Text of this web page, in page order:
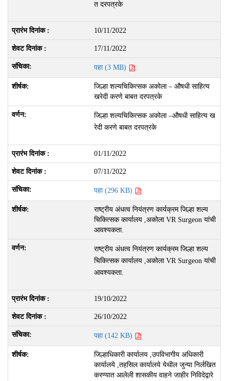
त दरपत्रके
10/11/2022
17/11/2022
पहा (3 MB)
जिल्हा शल्यचिकित्सक अकोला – औषधी साहित्य
खरेदी करणे बाबत दरपत्रके
जिल्हा शल्यचिकित्सक अकोला –औषधी साहित्य ख
रेदी करणे बाबत दरपत्रके
01/11/2022
07/11/2022
पहा (296 KB)
राष्ट्रीय अंधत्व नियंत्रण कार्यक्रम जिल्हा शल्य
चिकित्सक कार्यालय ,अकोला VR Surgeon यांची
आवश्यकता.
राष्ट्रीय अंधत्व नियंत्रण कार्यक्रम जिल्हा शल्य
चिकित्सक कार्यालय ,अकोला VR Surgeon यांची
आवश्यकता.
19/10/2022
26/10/2022
पहा (142 KB)
जिल्हाधिकारी कार्यालय ,उपविभागीय अधिकारी
कार्यालये ,तहसिल कार्यालये येथील जुन्या निर्लखित
करण्यात आलेली शासकीय वाहने जाहीर निविदेद्वारे